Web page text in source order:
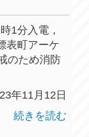
1分入電，
表町アーケ
のため消防
年11月12日
続きを読む